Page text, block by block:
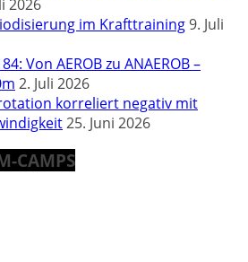
2026
im Krafttraining9. Juli
Von AEROB zu ANAEROB –
2. Juli 2026
korreliert negativ mit
25. Juni 2026
CAMPS